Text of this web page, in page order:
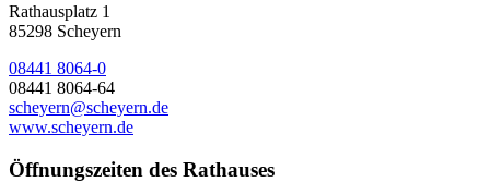
Rathausplatz 1
85298 Scheyern
08441 8064-0
08441 8064-64
scheyern@scheyern.de
www.scheyern.de
Öffnungszeiten des Rathauses